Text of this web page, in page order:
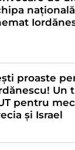
proaste
Un
pentru
și Israel